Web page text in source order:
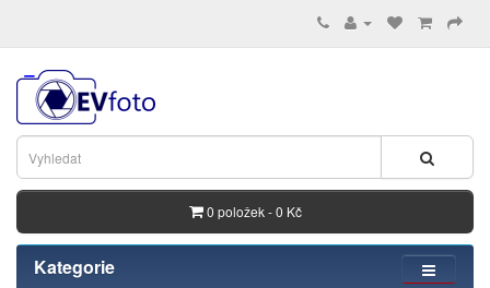
0 položek - 0 Kč
Kategorie